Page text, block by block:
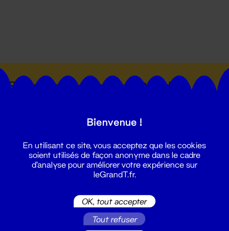
Suivez toutes les actualités du
Bienvenue !
En utilisant ce site, vous acceptez que les cookies
soient utilisés de façon anonyme dans le cadre
d'analyse pour améliorer votre expérience sur
leGrandT.fr.
OK, tout accepter
Tout refuser